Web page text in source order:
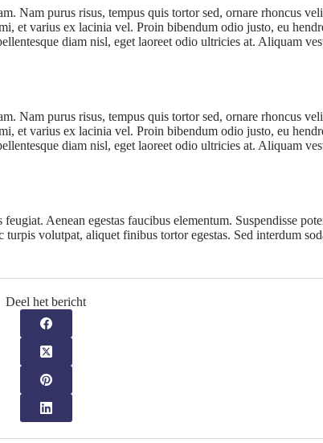
Nam purus risus, tempus quis tortor sed, ornare rhoncus
et varius ex lacinia vel. Proin bibendum odio justo, eu
diam nisl, eget laoreet odio ultricies at. Aliquam
Nam purus risus, tempus quis tortor sed, ornare rhoncus
et varius ex lacinia vel. Proin bibendum odio justo, eu
diam nisl, eget laoreet odio ultricies at. Aliquam
Aenean egestas faucibus elementum. Suspendisse
volutpat, aliquet finibus tortor egestas. Sed interdum
Deel het bericht